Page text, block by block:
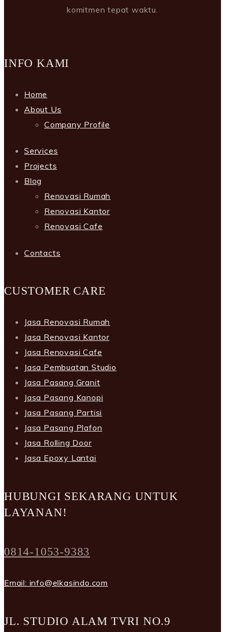
komitmen tepat waktu.
INFO KAMI
Home
About Us
Company Profile
Services
Projects
Blog
Renovasi Rumah
Renovasi Kantor
Renovasi Cafe
Contacts
CUSTOMER CARE
Jasa Renovasi Rumah
Jasa Renovasi Kantor
Jasa Renovasi Cafe
Jasa Pembuatan Studio
Jasa Pasang Granit
Jasa Pasang Kanopi
Jasa Pasang Partisi
Jasa Pasang Plafon
Jasa Rolling Door
Jasa Epoxy Lantai
HUBUNGI SEKARANG UNTUK
LAYANAN!
0814-1053-9383
Email: info@elkasindo.com
JL. STUDIO ALAM TVRI NO.9